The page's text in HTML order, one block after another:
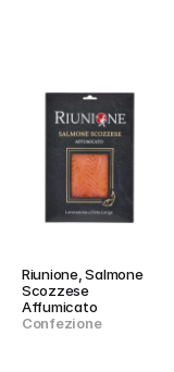
Riunione, Salmone
Scozzese
Affumicato
Confezione